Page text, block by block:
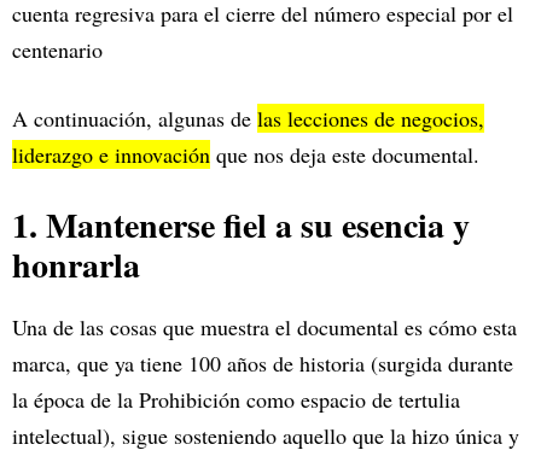
cuenta regresiva para el cierre del número especial por el
centenario
A continuación, algunas de las lecciones de negocios,
liderazgo e innovación que nos deja este documental.
1. Mantenerse fiel a su esencia y
honrarla
Una de las cosas que muestra el documental es cómo esta
marca, que ya tiene 100 años de historia (surgida durante
la época de la Prohibición como espacio de tertulia
intelectual), sigue sosteniendo aquello que la hizo única y